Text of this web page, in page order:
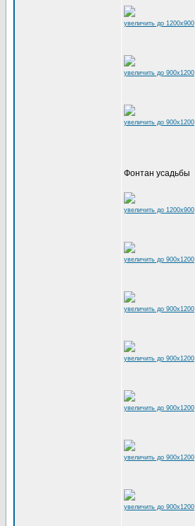
увеличить до 1200x900
увеличить до 900x1200
увеличить до 900x1200
Фонтан усадьбы
увеличить до 1200x900
увеличить до 900x1200
увеличить до 900x1200
увеличить до 900x1200
увеличить до 900x1200
увеличить до 900x1200
увеличить до 900x1200